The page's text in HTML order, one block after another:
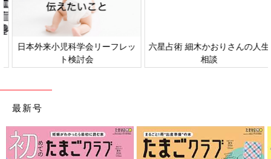
日本外来小児科学会リーフレッ
ト検討会
六星占術 細木かおりさんの人生
相談
最新号